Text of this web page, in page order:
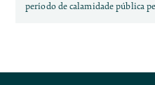
período de calamidade pública